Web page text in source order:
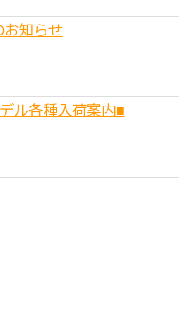
お知らせ
ル各種入荷案内■